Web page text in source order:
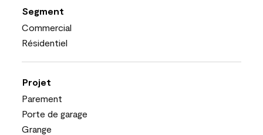
Segment
Commercial
Résidentiel
Projet
Parement
Porte de garage
Grange